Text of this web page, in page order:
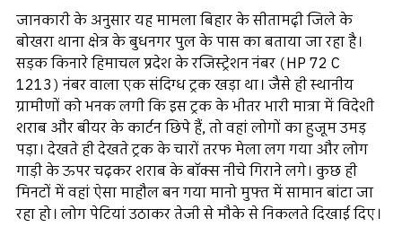
जानकारी के अनुसार यह मामला बिहार के सीतामढ़ी जिले के
बोखरा थाना क्षेत्र के बुधनगर पुल के पास का बताया जा रहा है।
सड़क किनारे हिमाचल प्रदेश के रजिस्ट्रेशन नंबर (HP 72 C
1213) नंबर वाला एक संदिग्ध ट्रक खड़ा था। जैसे ही स्थानीय
ग्रामीणों को भनक लगी कि इस ट्रक के भीतर भारी मात्रा में विदेशी
शराब और बीयर के कार्टन छिपे हैं, तो वहां लोगों का हुजूम उमड़
पड़ा। देखते ही देखते ट्रक के चारों तरफ मेला लग गया और लोग
गाड़ी के ऊपर चढ़कर शराब के बॉक्स नीचे गिराने लगे। कुछ ही
मिनटों में वहां ऐसा माहौल बन गया मानो मुफ्त में सामान बांटा जा
रहा हो। लोग पेटियां उठाकर तेजी से मौके से निकलते दिखाई दिए।